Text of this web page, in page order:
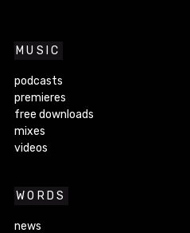
MUSIC
podcasts
premieres
free downloads
mixes
videos
WORDS
news